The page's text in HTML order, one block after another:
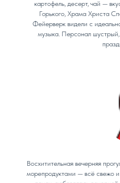
картофель, десерт, чай —
Горького, Храма Христа
Фейерверк видели с
музыка. Персонал
Восхитительная вечерняя
морепродуктами — всё свежо